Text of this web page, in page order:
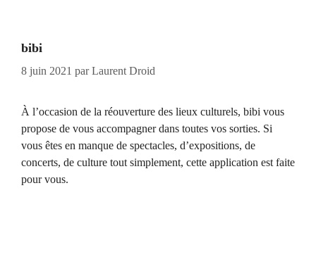
bibi
8 juin 2021 parLaurent Droid
À l’occasion de la réouverture des lieux culturels, bibi vous
propose de vous accompagner dans toutes vos sorties. Si
vous êtes en manque de spectacles, d’expositions, de
concerts, de culture tout simplement, cette application est faite
pour vous.